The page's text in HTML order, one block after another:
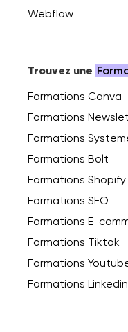
Webflow
Trouvez une
Formations Canva
Formations
Formations
Formations Bolt
Formations Shopify
Formations SEO
Formations E-
Formations Tiktok
Formations
Formations Linkedin